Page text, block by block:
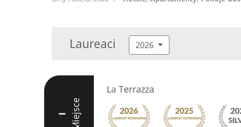
Laureaci 2026
I Miejsce
La Terrazza